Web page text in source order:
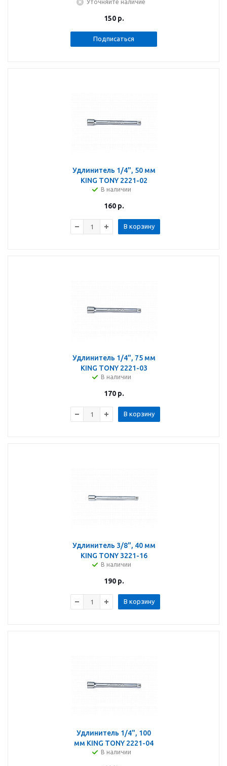
Уточняйте наличие
150р.
Подписаться
Удлинитель 1/4", 50 мм
KING TONY 2221-02
В наличии
160р.
В корзину
Удлинитель 1/4", 75 мм
KING TONY 2221-03
В наличии
170р.
В корзину
Удлинитель 3/8", 40 мм
KING TONY 3221-16
В наличии
190р.
В корзину
Удлинитель 1/4", 100
мм KING TONY 2221-04
В наличии